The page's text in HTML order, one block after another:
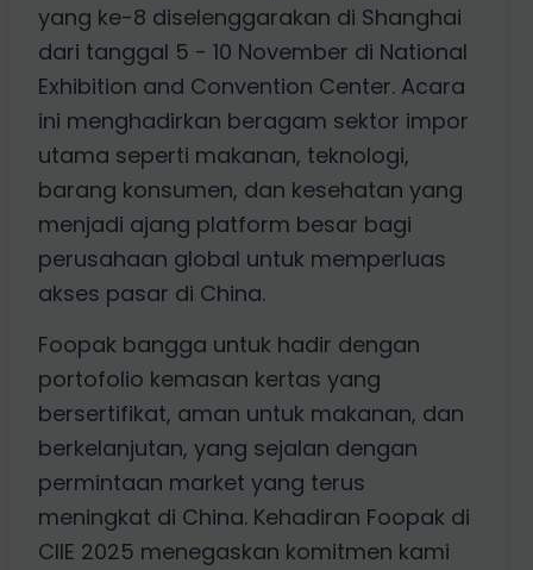
yang ke-8 diselenggarakan di Shanghai
dari tanggal 5 - 10 November di National
Exhibition and Convention Center. Acara
ini menghadirkan beragam sektor impor
utama seperti makanan, teknologi,
barang konsumen, dan kesehatan yang
menjadi ajang platform besar bagi
perusahaan global untuk memperluas
akses pasar di China.
Foopak bangga untuk hadir dengan
portofolio kemasan kertas yang
bersertifikat, aman untuk makanan, dan
berkelanjutan, yang sejalan dengan
permintaan market yang terus
meningkat di China. Kehadiran Foopak di
CIIE 2025 menegaskan komitmen kami